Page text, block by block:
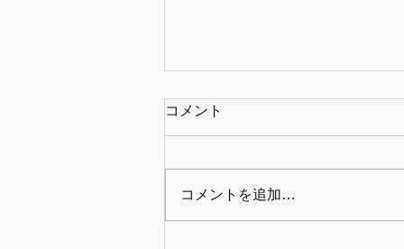
ギターコードの覚え方
コメント
コメントを追加…